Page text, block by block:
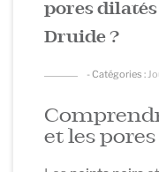
pores
Druide ?
- Catégories :
et les